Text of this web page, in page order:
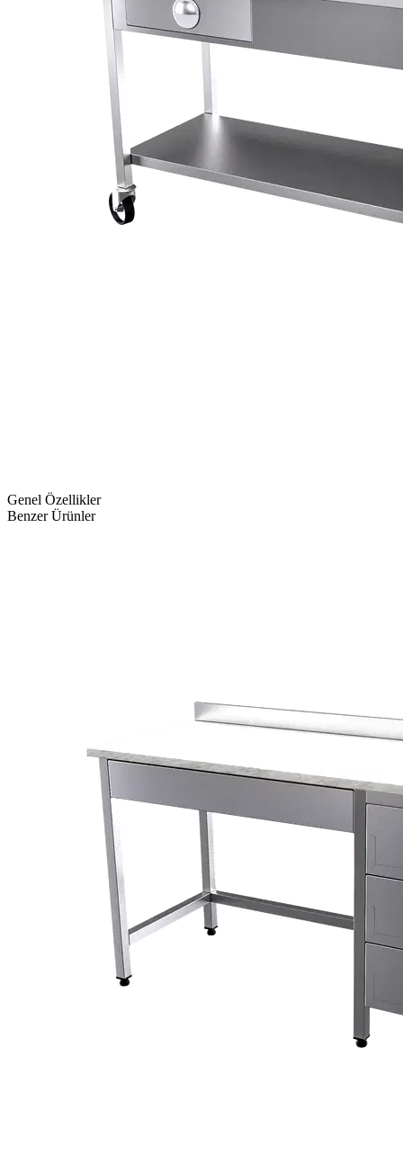
Genel Özellikler
Benzer Ürünler